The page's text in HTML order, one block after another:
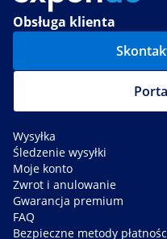
Obsługa klienta
Wysyłka
Śledzenie wysyłki
Moje konto
Zwrot i anulowanie
Gwarancja premium
FAQ
Bezpieczne metody